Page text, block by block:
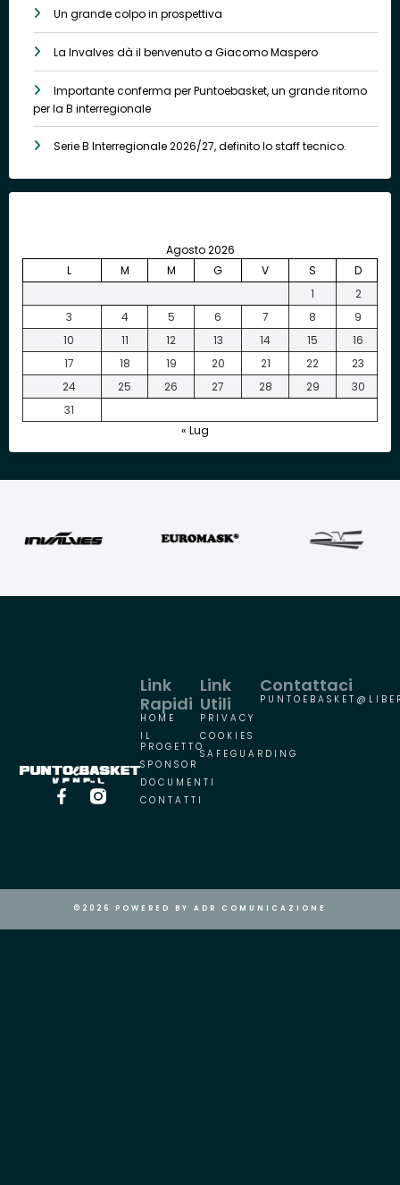
Un grande colpo in prospettiva
La Invalves dà il benvenuto a Giacomo Maspero
Importante conferma per Puntoebasket, un grande ritorno
per la B interregionale
Serie B Interregionale 2026/27, definito lo staff tecnico.
Agosto 2026
L
M M G V S
D
1
2
3
4 5 6 7 8
9
10
11 12 13 14 15
16
17
18 19 20 21 22
23
24
25 26 27 28 29
30
31
« Lug
Link
Utili
PRIVACY
COOKIES
SAFEGUARDING
Link
Rapidi
HOME
IL
PROGETTO
SPONSOR
DOCUMENTI
CONTATTI
Contattaci
©2026 POWERED BY ADR COMUNICAZIONE